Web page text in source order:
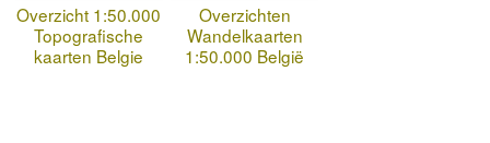
Overzicht 1:50.000
Topografische
kaarten Belgie
Overzichten
Wandelkaarten
1:50.000 België